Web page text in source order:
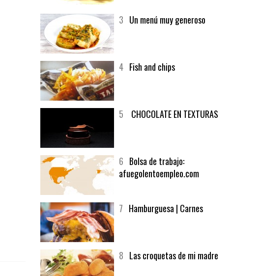
generoso | Recetas y
afuegolentoempleo.com